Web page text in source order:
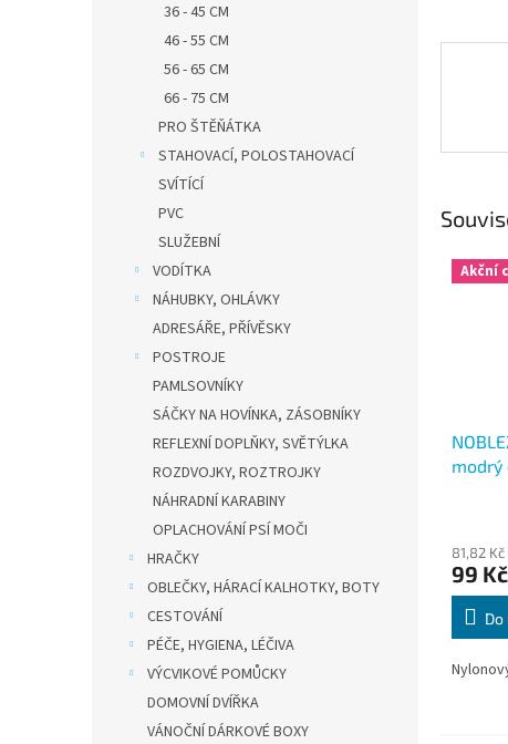
36 - 45 CM
46 - 55 CM
56 - 65 CM
66 - 75 CM
PRO ŠTĚŇÁTKA
STAHOVACÍ, POLOSTAHOVACÍ
SVÍTÍCÍ
PVC
SLUŽEBNÍ
VODÍTKA
NÁHUBKY, OHLÁVKY
ADRESÁŘE, PŘÍVĚSKY
POSTROJE
PAMLSOVNÍKY
SÁČKY NA HOVÍNKA, ZÁSOBNÍKY
REFLEXNÍ DOPLŇKY, SVĚTÝLKA
ROZDVOJKY, ROZTROJKY
NÁHRADNÍ KARABINY
OPLACHOVÁNÍ PSÍ MOČI
HRAČKY
OBLEČKY, HÁRACÍ KALHOTKY, BOTY
CESTOVÁNÍ
PÉČE, HYGIENA, LÉČIVA
VÝCVIKOVÉ POMŮCKY
DOMOVNÍ DVÍŘKA
VÁNOČNÍ DÁRKOVÉ BOXY
Akční
modrý
81,82
99 Kč
Do